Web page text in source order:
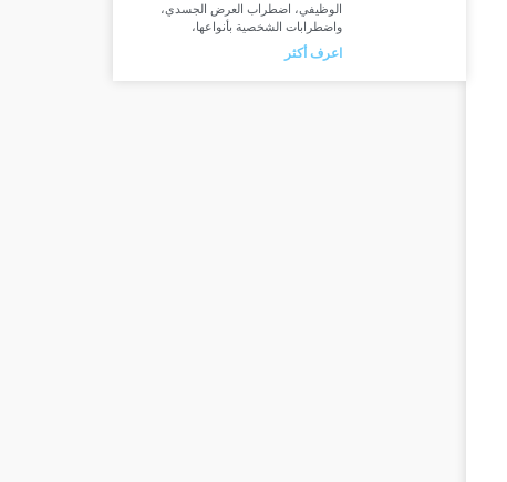
الوظيفي، اضطراب العرض الجسدي،
واضطرابات الشخصية بأنواعها،
اعرف أكثر